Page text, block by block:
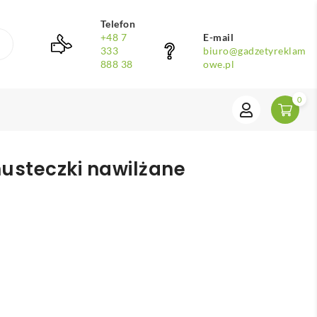
Telefon
+48 7
333
888 38
E-mail
biuro@gadzetyreklam
owe.pl
0
nawilżane